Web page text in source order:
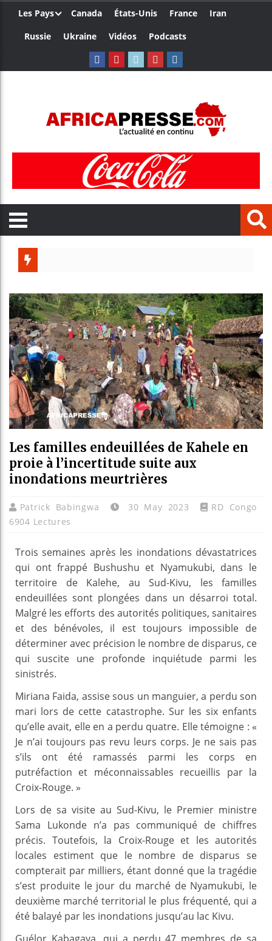
Les Pays Canada États-Unis France
Iran
Russie
Ukraine Vidéos Podcasts
Côte
Tunisie
Ceuta :
Les familles endeuillées de Kahele en
proie à l’incertitude suite aux
inondations meurtrières
Patrick Babingwa 30 May 2023
RD Congo
6904 Lectures
Trois semaines après les inondations dévastatrices
qui ont frappé Bushushu et Nyamukubi, dans le
territoire de Kalehe, au Sud-Kivu, les familles
endeuillées sont plongées dans un désarroi total.
Malgré les efforts des autorités politiques, sanitaires
et des bénévoles, il est toujours impossible de
déterminer avec précision le nombre de disparus, ce
qui suscite une profonde inquiétude parmi les
sinistrés.
Miriana Faida, assise sous un manguier, a perdu son
mari lors de cette catastrophe. Sur les six enfants
qu’elle avait, elle en a perdu quatre. Elle témoigne : «
Je n’ai toujours pas revu leurs corps. Je ne sais pas
s’ils ont été ramassés parmi les corps en
putréfaction et méconnaissables recueillis par la
Croix-Rouge. »
Lors de sa visite au Sud-Kivu, le Premier ministre
Sama Lukonde n’a pas communiqué de chiffres
précis. Toutefois, la Croix-Rouge et les autorités
locales estiment que le nombre de disparus se
compterait par milliers, étant donné que la tragédie
s’est produite le jour du marché de Nyamukubi, le
deuxième marché territorial le plus fréquenté, qui a
été balayé par les inondations jusqu’au lac Kivu.